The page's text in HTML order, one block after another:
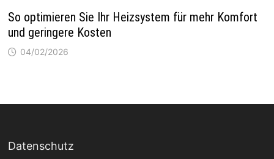
So optimieren Sie Ihr Heizsystem für mehr Komfort
und geringere Kosten
04/02/2026
Datenschutz